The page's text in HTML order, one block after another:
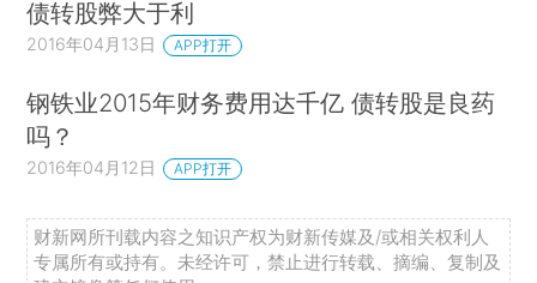
债转股弊大于利
2016年04月13日 APP打开
钢铁业2015年财务费用达千亿 债转股是良药
吗？
2016年04月12日 APP打开
财新网所刊载内容之知识产权为财新传媒及/或相关权利人
专属所有或持有。未经许可，禁止进行转载、摘编、复制及